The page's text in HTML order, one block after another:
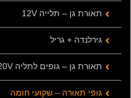
תאורת גן – תלייה 12V
גירלנדה + גריל
תאורת גן – גופים לתליה 220V
גופי תאורה – שקועי חומה